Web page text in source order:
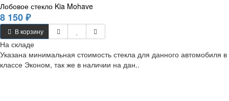
Лобовое стекло Kia Mohave
8 150 ₽
В корзину
На складе
Указана минимальная стоимость стекла для данного автомобиля в
классе Эконом, так же в наличии на дан..